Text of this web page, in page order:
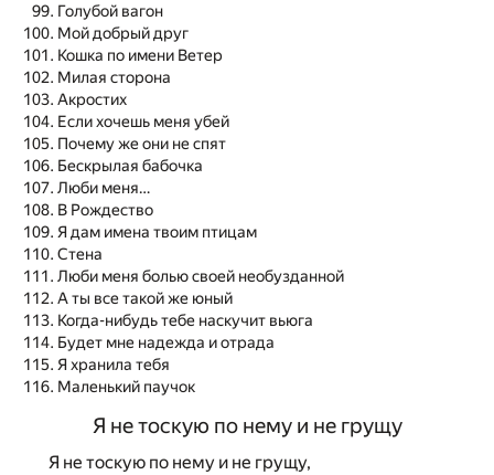
Голубой вагон
Мой добрый друг
Кошка по имени Ветер
Милая сторона
Акростих
Если хочешь меня убей
Почему же они не спят
Бескрылая бабочка
Люби меня…
В Рождество
Я дам имена твоим птицам
Стена
Люби меня болью своей необузданной
А ты все такой же юный
Когда-нибудь тебе наскучит вьюга
Будет мне надежда и отрада
Я хранила тебя
Маленький паучок
Я не тоскую по нему и не грущу
Я не тоскую по нему и не грущу,